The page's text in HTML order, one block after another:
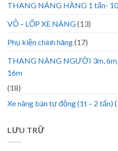
THANG NÂNG HÀNG 1 tấn-
VỎ – LỐP XE NÂNG(13)
Phụ kiện chính hãng(17)
THANG NÂNG NGƯỜI 3m, 6m,
16m
(18)
Xe nâng bán tự động (1t – 2 tấn)
LƯU TRỮ